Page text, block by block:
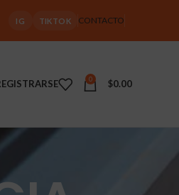
IG TIKTOK CONTACTO
0 $0.00